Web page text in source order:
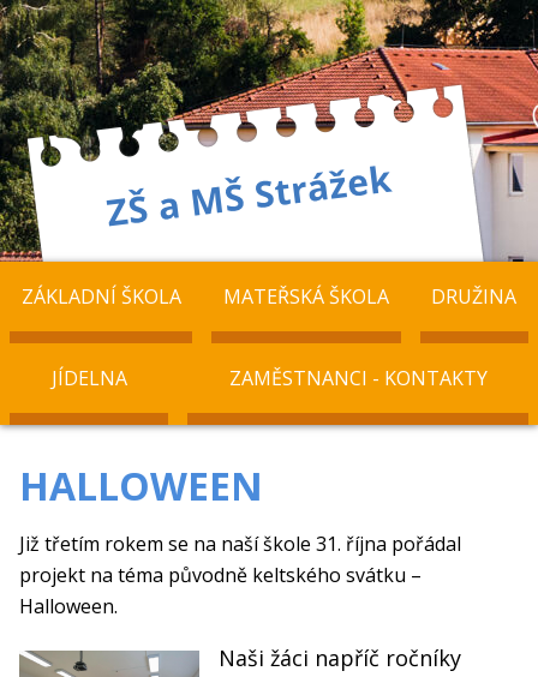
ZÁKLADNÍ ŠKOLA MATEŘSKÁ ŠKOLA DRUŽINA
JÍDELNA ZAMĚSTNANCI - KONTAKTY
HALLOWEEN
Již třetím rokem se na naší škole 31. října pořádal
projekt na téma původně keltského svátku –
Halloween.
Naši žáci napříč ročníky